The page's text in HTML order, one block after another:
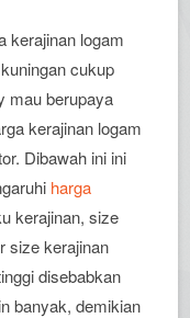
kerajinan logam
cukup
mau berupaya
kerajinan logam
Dibawah ini ini
harga
kerajinan, size
size kerajinan
disebabkan
banyak, demikian